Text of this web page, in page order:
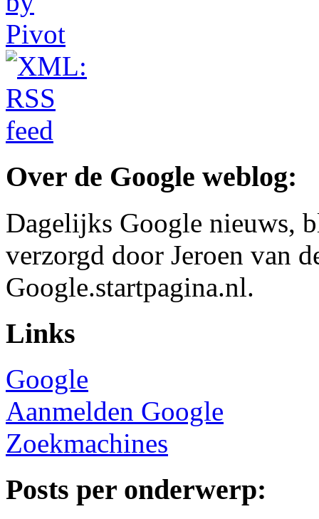
Over de Google weblog:
Dagelijks Google nieuws,
verzorgd door Jeroen van
Google.startpagina.nl.
Links
Google
Aanmelden Google
Zoekmachines
Posts per onderwerp: